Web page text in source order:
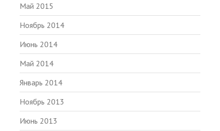
Май 2015
Ноябрь 2014
Июнь 2014
Май 2014
Январь 2014
Ноябрь 2013
Июнь 2013